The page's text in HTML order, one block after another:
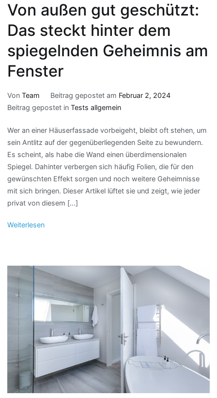
Von außen gut geschützt:
Das steckt hinter dem
spiegelnden Geheimnis am
Fenster
Von Team Beitrag gepostet am Februar 2, 2024
Beitrag gepostet in Tests allgemein
Wer an einer Häuserfassade vorbeigeht, bleibt oft stehen, um
sein Antlitz auf der gegenüberliegenden Seite zu bewundern.
Es scheint, als habe die Wand einen überdimensionalen
Spiegel. Dahinter verbergen sich häufig Folien, die für den
gewünschten Effekt sorgen und noch weitere Geheimnisse
mit sich bringen. Dieser Artikel lüftet sie und zeigt, wie jeder
privat von diesem […]
Weiterlesen